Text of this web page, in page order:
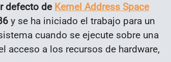
defecto de Kernel Address Space
y se ha iniciado el trabajo para un
cuando se ejecute sobre una
acceso a los recursos de hardware,